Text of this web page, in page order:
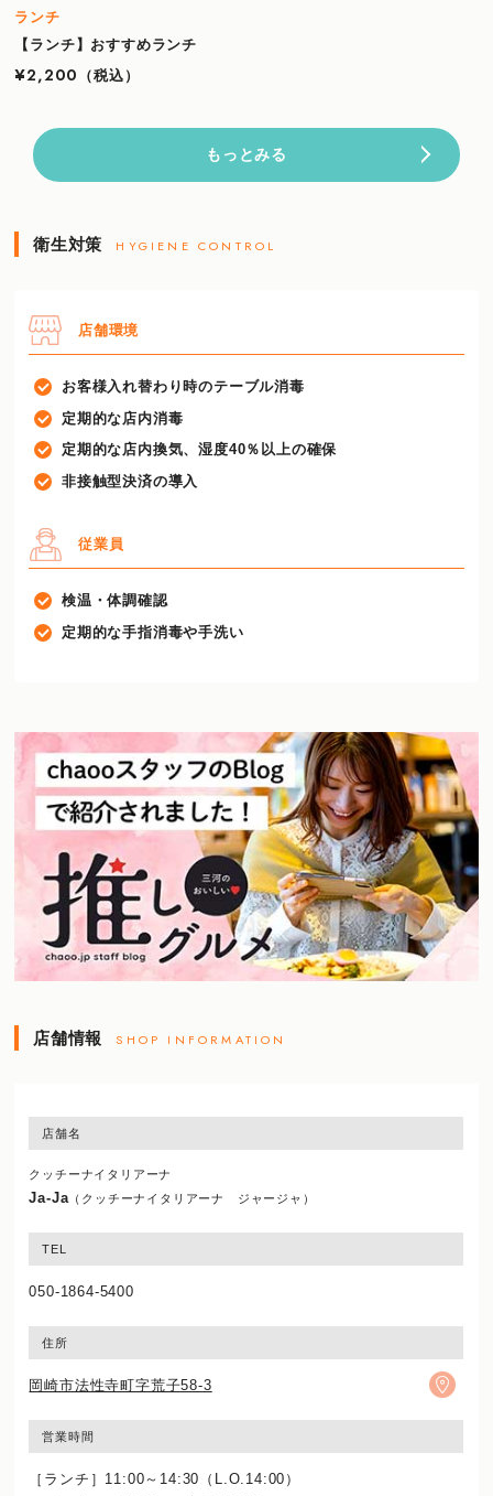
ランチ
【ランチ】おすすめランチ
¥2,200
（税込）
もっとみる
衛生対策 HYGIENE CONTROL
店舗環境
お客様入れ替わり時のテーブル消毒
定期的な店内消毒
定期的な店内換気、湿度40％以上の確保
非接触型決済の導入
従業員
検温・体調確認
定期的な手指消毒や手洗い
店舗情報 SHOP INFORMATION
店舗名
クッチーナイタリアーナ
Ja-Ja （クッチーナイタリアーナ ジャージャ）
TEL
050-1864-5400
住所
岡崎市法性寺町字荒子58-3
営業時間
［ランチ］11:00～14:30（L.O.14:00）